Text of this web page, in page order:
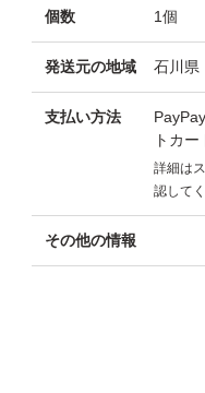
個数 1個
発送元の地域 石川県
支払い方法
トカ
詳細は
認して
その他の情報